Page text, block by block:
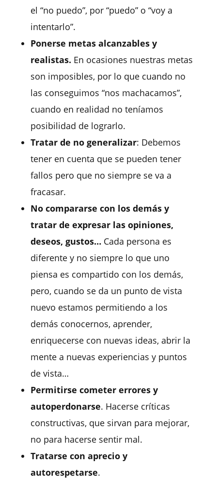
el “no puedo”, por “puedo” o “voy a
intentarlo”.
Ponerse metas alcanzables y
realistas. En ocasiones nuestras metas
son imposibles, por lo que cuando no
las conseguimos “nos machacamos”,
cuando en realidad no teníamos
posibilidad de lograrlo.
Tratar de no generalizar: Debemos
tener en cuenta que se pueden tener
fallos pero que no siempre se va a
fracasar.
No compararse con los demás y
tratar de expresar las opiniones,
deseos, gustos… Cada persona es
diferente y no siempre lo que uno
piensa es compartido con los demás,
pero, cuando se da un punto de vista
nuevo estamos permitiendo a los
demás conocernos, aprender,
enriquecerse con nuevas ideas, abrir la
mente a nuevas experiencias y puntos
de vista…
Permitirse cometer errores y
autoperdonarse. Hacerse críticas
constructivas, que sirvan para mejorar,
no para hacerse sentir mal.
Tratarse con aprecio y
autorespetarse.